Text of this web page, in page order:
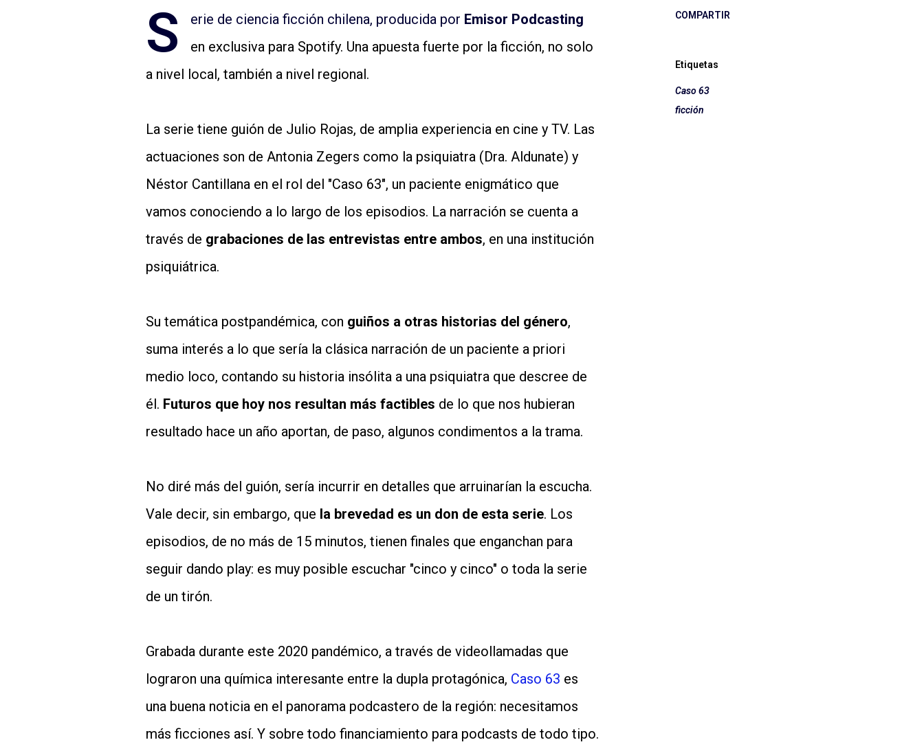
S erie de ciencia ficción chilena, producida por Emisor Podcasting
en exclusiva para Spotify. Una apuesta fuerte por la ficción, no solo
a nivel local, también a nivel regional.
La serie tiene guión de Julio Rojas, de amplia experiencia en cine y TV. Las
actuaciones son de Antonia Zegers como la psiquiatra (Dra. Aldunate) y
Néstor Cantillana en el rol del "Caso 63", un paciente enigmático que
vamos conociendo a lo largo de los episodios. La narración se cuenta a
través de grabaciones de las entrevistas entre ambos, en una institución
psiquiátrica.
Su temática postpandémica, con guiños a otras historias del género,
suma interés a lo que sería la clásica narración de un paciente a priori
medio loco, contando su historia insólita a una psiquiatra que descree de
él. Futuros que hoy nos resultan más factibles de lo que nos hubieran
resultado hace un año aportan, de paso, algunos condimentos a la trama.
No diré más del guión, sería incurrir en detalles que arruinarían la escucha.
Vale decir, sin embargo, que la brevedad es un don de esta serie. Los
episodios, de no más de 15 minutos, tienen finales que enganchan para
seguir dando play: es muy posible escuchar "cinco y cinco" o toda la serie
de un tirón.
Grabada durante este 2020 pandémico, a través de videollamadas que
lograron una química interesante entre la dupla protagónica, Caso 63 es
una buena noticia en el panorama podcastero de la región: necesitamos
más ficciones así. Y sobre todo financiamiento para podcasts de todo tipo.
COMPARTIR
Etiquetas
Caso 63
ficción